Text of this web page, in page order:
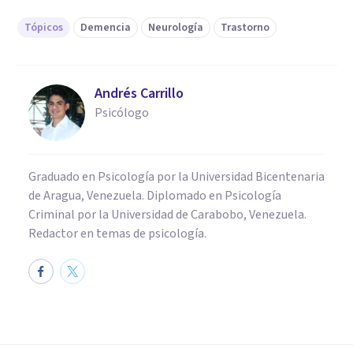
Tópicos Demencia Neurología Trastorno
Andrés Carrillo
Psicólogo
Graduado en Psicología por la Universidad Bicentenaria
de Aragua, Venezuela. Diplomado en Psicología
Criminal por la Universidad de Carabobo, Venezuela.
Redactor en temas de psicología.